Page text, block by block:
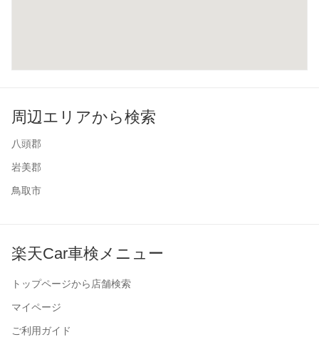
周辺エリアから検索
八頭郡
岩美郡
鳥取市
楽天Car車検メニュー
トップページから店舗検索
マイページ
ご利用ガイド